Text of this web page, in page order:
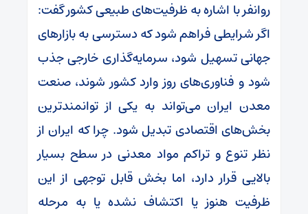
روانفر با اشاره به ظرفیت‌های طبیعی کشور گفت:
اگر شرایطی فراهم شود که دسترسی به بازارهای
جهانی تسهیل شود، سرمایه‌گذاری خارجی جذب
شود و فناوری‌های روز وارد کشور شوند، صنعت
معدن ایران می‌تواند به یکی از توانمندترین
بخش‌های اقتصادی تبدیل شود. چرا که ایران از
نظر تنوع و تراکم مواد معدنی در سطح بسیار
بالایی قرار دارد، اما بخش قابل توجهی از این
ظرفیت هنوز یا اکتشاف نشده یا به مرحله